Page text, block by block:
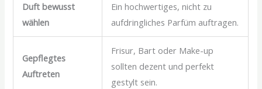
Duft bewusst
wählen
Ein hochwertiges, nicht zu
aufdringliches Parfüm auftragen.
Gepflegtes
Auftreten
Frisur, Bart oder Make-up
sollten dezent und perfekt
gestylt sein.